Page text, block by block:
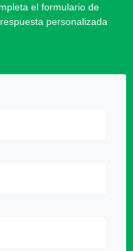
el formulario de
personalizada